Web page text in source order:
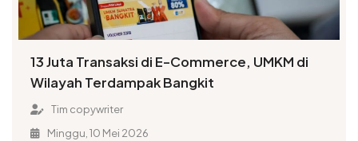
13 Juta Transaksi di E-Commerce, UMKM di
Wilayah Terdampak Bangkit
Tim copywriter
Minggu, 10 Mei 2026